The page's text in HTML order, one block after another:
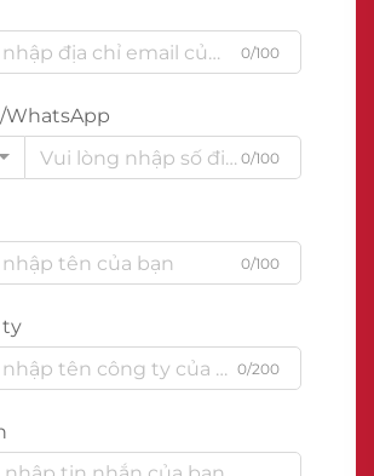
0/100
WhatsApp
0/100
0/100
ty
0/200